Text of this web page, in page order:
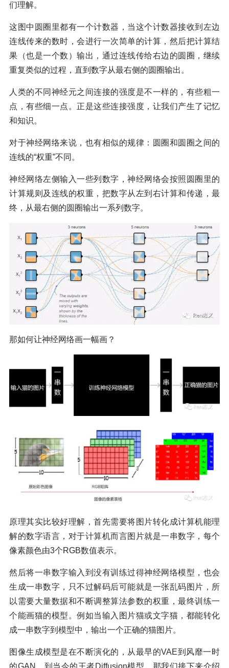
们理解。
这图中圆圈里都有一个计数器，当这个计数器接收到左边
连线传来的数时，会进行一次简单的计算，然后把计算结
果（也是一个数）输出，通过连线传给右边的圆圈，继续
重复类似的过程，直到数字从最右侧的圆圈输出。
人类的不同神经元之间连接的强度是不一样的，有些粗一
点，有些细一点。正是这些连接强度，让我们产生了记忆
和知识。
对于神经网络来说，也有相似的规律：圆圈和圆圈之间的
连线的“权重”不同。
神经网络左侧输入一些列数字，神经网络会按照圆圈里的
计算规则及连线的权重，把数字从左到右计算和传递，最
终，从最右侧的圆圈输出一系列数字。
那如何让神经网络画一幅画？
原理其实比较好理解，首先需要将图片转化成计算机能理
解的数字语言，对于计算机而言图片就是一串数字，每个
像素颜色由3个RGB数值表示。
然后将一串数字输入到没有训练过得神经网络模型，也会
生成一串数字，只不过解码后可能就是一张乱码图片，所
以需要大量数据和不断调整算法参数的权重，最终训练一
个能画猫的模型。例如当输入图片猫或文字猫，都能转化
成一串数字到模型中，输出一个正确的猫图片。
图像生成模型是在不断演化的，从最早的VAE到风靡一时
的GAN，到当今的王者Diffusion模型，那我们接下来介绍